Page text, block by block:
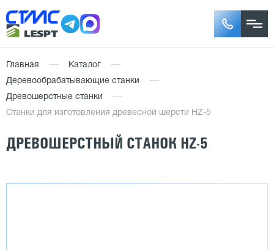
Главная
Каталог
Деревообрабатывающие станки
Древошерстные станки
Станки для изготовления древесной шерсти HZ-5
ДРЕВОШЕРСТНЫЙ СТАНОК HZ-5